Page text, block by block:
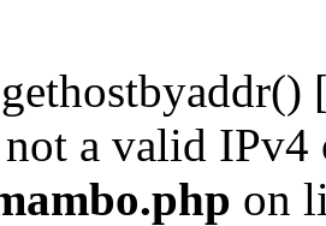
a valid IPv4
on